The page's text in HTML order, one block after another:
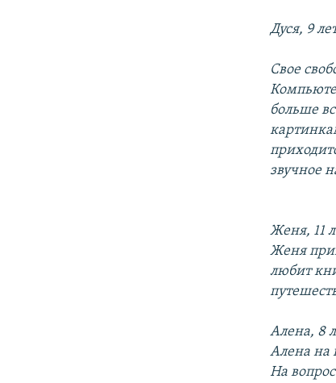
Дуся, 9
Свое
больше
звучное
Женя, 11
Женя
любит
Алена, 8
Алена на
На